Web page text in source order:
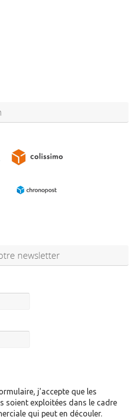
newsletter
j'accepte que les
soient exploitées dans le cadre
qui peut en découler.